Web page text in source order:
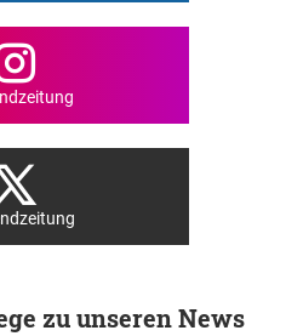
zu unseren News